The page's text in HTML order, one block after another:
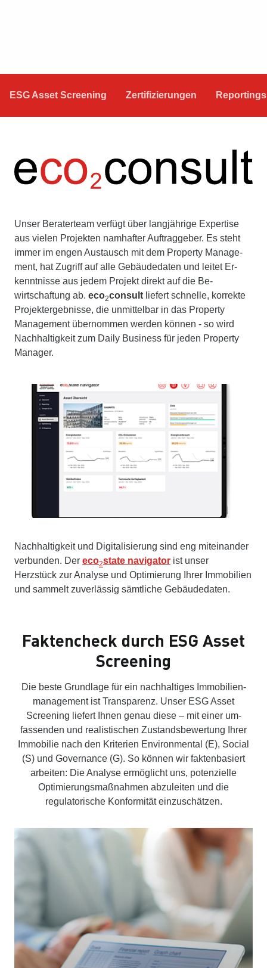
ESG Asset Screening Zertifizierungen
Unser Beraterteam verfügt über langjährige Expertise
aus vielen Projekten namhafter Auftraggeber. Es steht
immer im engen Aus­tausch mit dem Property Manage­
ment, hat Zugriff auf alle Gebäude­daten und leitet Er­
kenntnisse aus jedem Projekt direkt auf die Be­
wirtschaftung ab. eco2consult liefert schnelle, korrekte
Projektergebnisse, die unmittelbar in das Property
Management übernommen werden können - so wird
Nachhaltigkeit zum Daily Business für jeden Property
Manager.
Nachhaltigkeit und Digitalisierung sind eng miteinander
verbunden. Der eco2state navigator ist unser
Herzstück zur Analyse und Optimierung Ihrer Immobilien
und sammelt zuverlässig sämtliche Gebäudedaten.
Faktencheck durch ESG Asset
Screening
Die beste Grundlage für ein nach­haltiges Immobilien­
manage­ment ist Trans­parenz. Unser ESG Asset
Screening liefert Ihnen genau diese – mit einer um­
fassenden und real­istischen Zustands­bewertung Ihrer
Immobilie nach den Kriterien Environmental (E), Social
(S) und Governance (G). So können wir faktenbasiert
arbeiten: Die Analyse ermöglicht uns, potenzielle
Optimierungs­maßn­ahmen abzuleiten und die
regulatorische Konformität einzuschätzen.